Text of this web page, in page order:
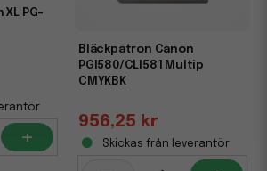
PG-
+
Bläckpatron Canon
PGI580/CLI581 Multip
CMYKBK
956,25 kr
Skickas från leverantör